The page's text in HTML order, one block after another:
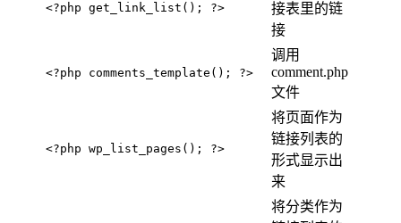
<?php get_link_list(); ?>
接表里的链
接
<?php comments_template(); ?>
调用
comment.php
文件
<?php wp_list_pages(); ?>
将页面作为
链接列表的
形式显示出
来
将分类作为